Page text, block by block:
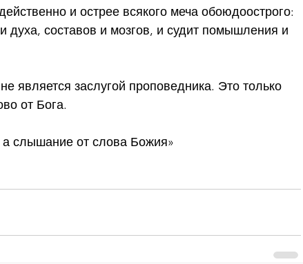
и острее всякого меча обоюдоострого:
духа, составов и мозгов, и судит помышления и
является заслугой проповедника. Это только
от Бога.
слышание от слова Божия»